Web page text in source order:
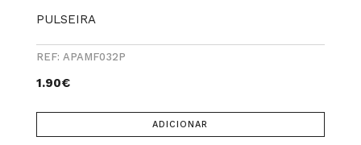
PULSEIRA
1.90€
ADICIONAR
REF: APAMF032P